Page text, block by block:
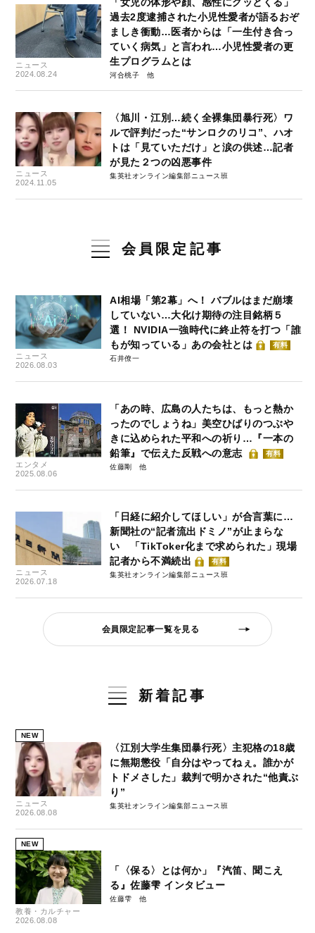
ニュース
2024.08.24
過去2度逮捕された小児性愛者が語るおぞ
ましき衝動…医者からは「一生付き合っ
ていく病気」と言われ…小児性愛者の更
生プログラムとは
河合桃子
ニュース
2024.11.05
〈旭川・江別…続く全裸集団暴行死〉ワ
ルで評判だった“サンロクのリコ”、ハオ
トは「見ていただけ」と涙の供述…記者
が見た２つの凶悪事件
集英社オンライン編集部ニュース班
会員限定記事
ニュース
2026.08.03
AI相場「第2幕」へ！ バブルはまだ崩壊
していない…大化け期待の注目銘柄５
選！ NVIDIA一強時代に終止符を打つ「誰
もが知っている」あの会社とは
有料
石井僚一
エンタメ
2025.08.06
「あの時、広島の人たちは、もっと熱か
ったのでしょうね」美空ひばりのつぶや
きに込められた平和への祈り…『一本の
鉛筆』で伝えた反戦への意志
有料
佐藤剛
ニュース
2026.07.18
「日経に紹介してほしい」が合言葉に…
新聞社の“記者流出ドミノ”が止まらな
い 「TikToker化まで求められた」現場
記者から不満続出
有料
集英社オンライン編集部ニュース班
会員限定記事一覧を見る
新着記事
NEW
ニュース
2026.08.08
〈江別大学生集団暴行死〉主犯格の18歳
に無期懲役「自分はやってねぇ。誰かが
トドメさした」裁判で明かされた“他責ぶ
り”
集英社オンライン編集部ニュース班
NEW
教養・カルチャー
2026.08.08
「〈保る〉とは何か」『汽笛、聞こえ
る』佐藤雫 インタビュー
佐藤雫